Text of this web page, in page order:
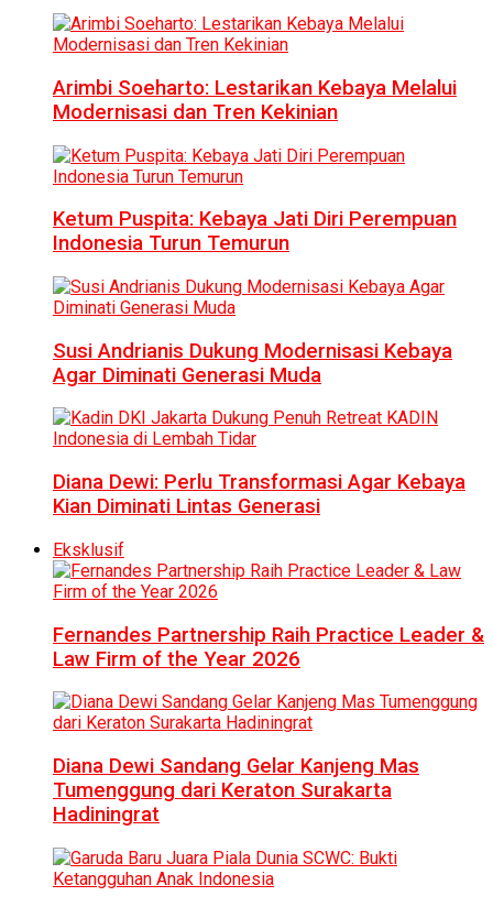
Arimbi Soeharto: Lestarikan Kebaya Melalui
Modernisasi dan Tren Kekinian
Ketum Puspita: Kebaya Jati Diri Perempuan
Indonesia Turun Temurun
Susi Andrianis Dukung Modernisasi Kebaya
Agar Diminati Generasi Muda
Diana Dewi: Perlu Transformasi Agar Kebaya
Kian Diminati Lintas Generasi
Eksklusif
Fernandes Partnership Raih Practice Leader &
Law Firm of the Year 2026
Diana Dewi Sandang Gelar Kanjeng Mas
Tumenggung dari Keraton Surakarta
Hadiningrat